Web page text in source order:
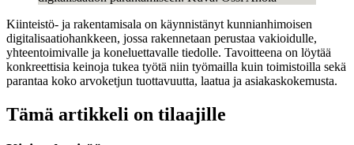
Kiinteistö- ja rakentamisala on käynnistänyt kunnianhimoisen
digitalisaatiohankkeen, jossa rakennetaan perustaa vakioidulle,
yhteentoimivalle ja koneluettavalle tiedolle. Tavoitteena on löytää
konkreettisia keinoja tukea työtä niin työmailla kuin toimistoilla sekä
parantaa koko arvoketjun tuottavuutta, laatua ja asiakaskokemusta.
Tämä artikkeli on tilaajille